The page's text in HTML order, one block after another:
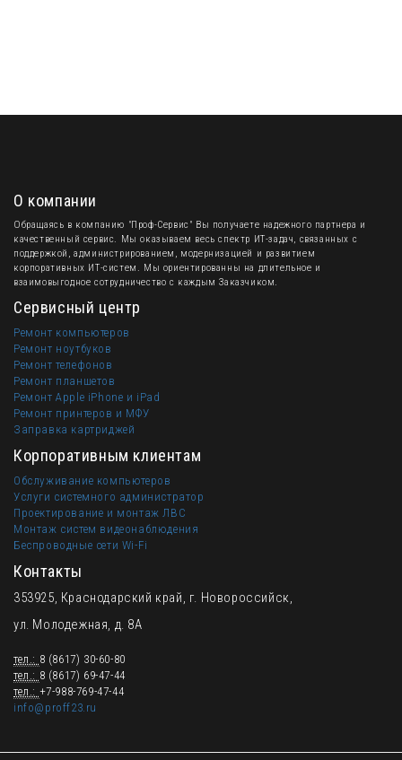
О компании
Обращаясь в компанию "Проф-Сервис" Вы получаете надежного партнера и
качественный сервис. Мы оказываем весь спектр ИТ-задач, связанных с
поддержкой, администрированием, модернизацией и развитием
корпоративных ИТ-систем. Мы ориентированны на длительное и
взаимовыгодное сотрудничество с каждым Заказчиком.
Сервисный центр
Ремонт компьютеров
Ремонт ноутбуков
Ремонт телефонов
Ремонт планшетов
Ремонт Apple iPhone и iPad
Ремонт принтеров и МФУ
Заправка картриджей
Корпоративным клиентам
Обслуживание компьютеров
Услуги системного администратор
Проектирование и монтаж ЛВС
Монтаж систем видеонаблюдения
Беспроводные сети Wi-Fi
Контакты
353925, Краснодарский край, г. Новороссийск,
ул. Молодежная, д. 8А
тел.: 8 (8617) 30-60-80
тел.: 8 (8617) 69-47-44
тел.: +7-988-769-47-44
info@proff23.ru